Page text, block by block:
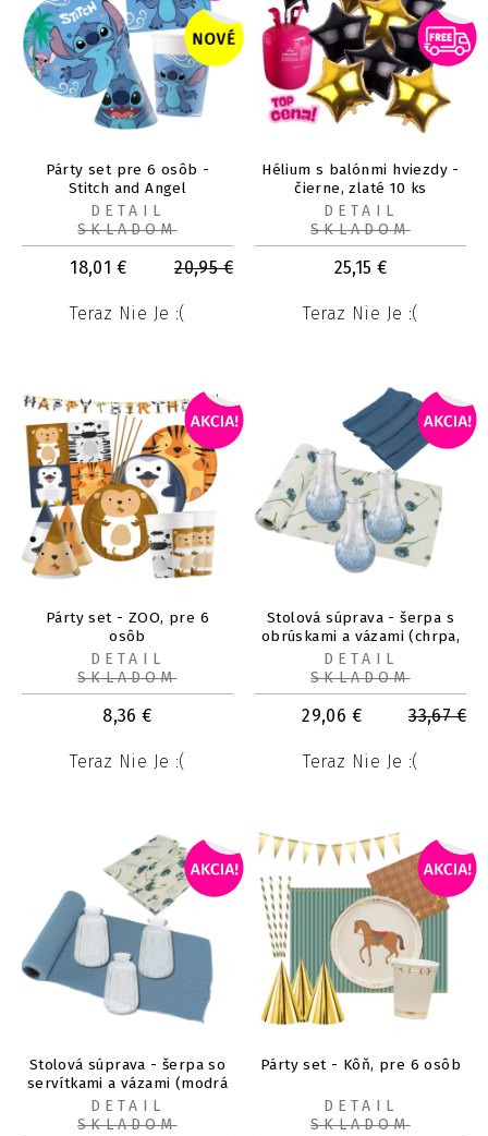
Párty set pre 6 osôb -
Stitch and Angel
18,01 € 20,95€
Teraz Nie Je :(
DETAIL
SKLADOM
Hélium s balónmi hviezdy -
čierne, zlaté 10 ks
25,15 €
Teraz Nie Je :(
DETAIL
SKLADOM
Párty set - ZOO, pre 6
osôb
8,36 €
Teraz Nie Je :(
DETAIL
SKLADOM
Stolová súprava - šerpa s
obrúskami a vázami (chrpa,
oceľovo modrá, modré
sklo)
29,06 € 33,67€
Teraz Nie Je :(
DETAIL
SKLADOM
Stolová súprava - šerpa so
servítkami a vázami (modrá
oceľ, chrpa, číre sklo)
DETAIL
SKLADOM
Párty set - Kôň, pre 6 osôb
DETAIL
SKLADOM